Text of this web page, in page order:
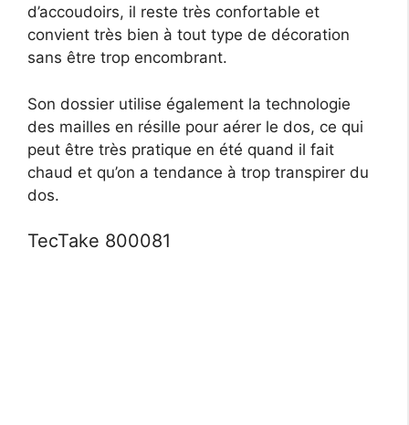
d’accoudoirs, il reste très confortable et
convient très bien à tout type de décoration
sans être trop encombrant.
Son dossier utilise également la technologie
des mailles en résille pour aérer le dos, ce qui
peut être très pratique en été quand il fait
chaud et qu’on a tendance à trop transpirer du
dos.
TecTake 800081